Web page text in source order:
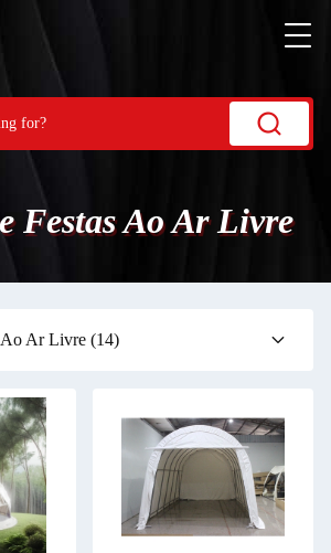
Festas Ao Ar Livre
Ao Ar Livre (14)